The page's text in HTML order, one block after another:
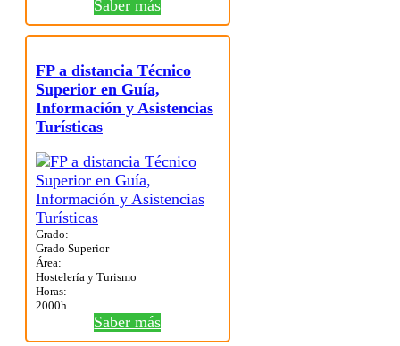
Saber más
FP a distancia Técnico
Superior en Guía,
Información y Asistencias
Turísticas
Grado:
Grado Superior
Área:
Hostelería y Turismo
Horas:
2000h
Saber más